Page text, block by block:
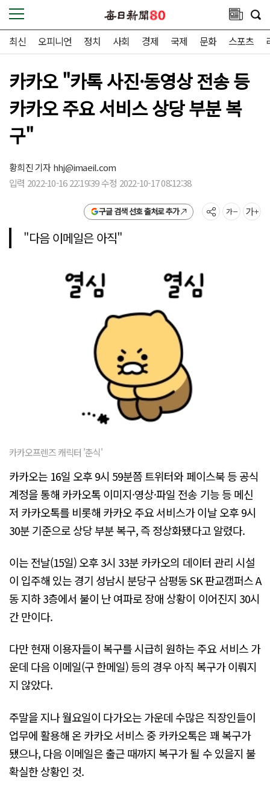
최신 오피니언 정치 사회 경제 국제 문화 스포츠
카카오 "카톡 사진·동영상 전송 등
카카오 주요 서비스 상당 부분 복
구"
황희진 기자hhj@imaeil.com
입력 2022-10-16 22:19:39 수정 2022-10-17 08:12:38
구글 검색 선호 출처로 추가
"다음 이메일은 아직"
카카오프렌즈 캐릭터 '춘식'
카카오는 16일 오후 9시 59분쯤 트위터와 페이스북 등 공식
계정을 통해 카카오톡 이미지·영상·파일 전송 기능 등 메신
저 카카오톡를 비롯해 카카오 주요 서비스가 이날 오후 9시
30분 기준으로 상당 부분 복구, 즉 정상화됐다고 알렸다.
이는 전날(15일) 오후 3시 33분 카카오의 데이터 관리 시설
이 입주해 있는 경기 성남시 분당구 삼평동 SK 판교캠퍼스 A
동 지하 3층에서 불이 난 여파로 장애 상황이 이어진지 30시
간 만이다.
다만 현재 이용자들이 복구를 시급히 원하는 주요 서비스 가
운데 다음 이메일(구 한메일) 등의 경우 아직 복구가 이뤄지
지 않았다.
주말을 지나 월요일이 다가오는 가운데 수많은 직장인들이
업무에 활용해 온 카카오 서비스 중 카카오톡은 꽤 복구가
됐으나, 다음 이메일은 출근 때까지 복구가 될 수 있을지 불
확실한 상황인 것.